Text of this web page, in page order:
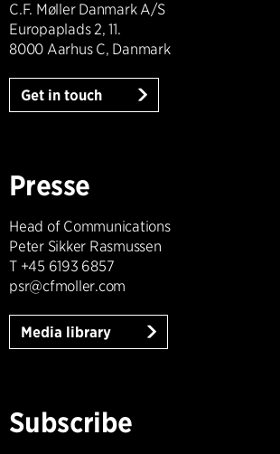
C.F. Møller Danmark A/S
Europaplads 2, 11.
8000 Aarhus C, Danmark
Get in touch
Presse
Head of Communications
Peter Sikker Rasmussen
T +45 6193 6857
psr@cfmoller.com
Media library
Subscribe